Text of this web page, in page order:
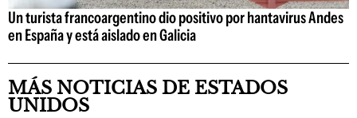
Un turista francoargentino dio positivo por hantavirus Andes
en España y está aislado en Galicia
MÁS NOTICIAS DE ESTADOS
UNIDOS